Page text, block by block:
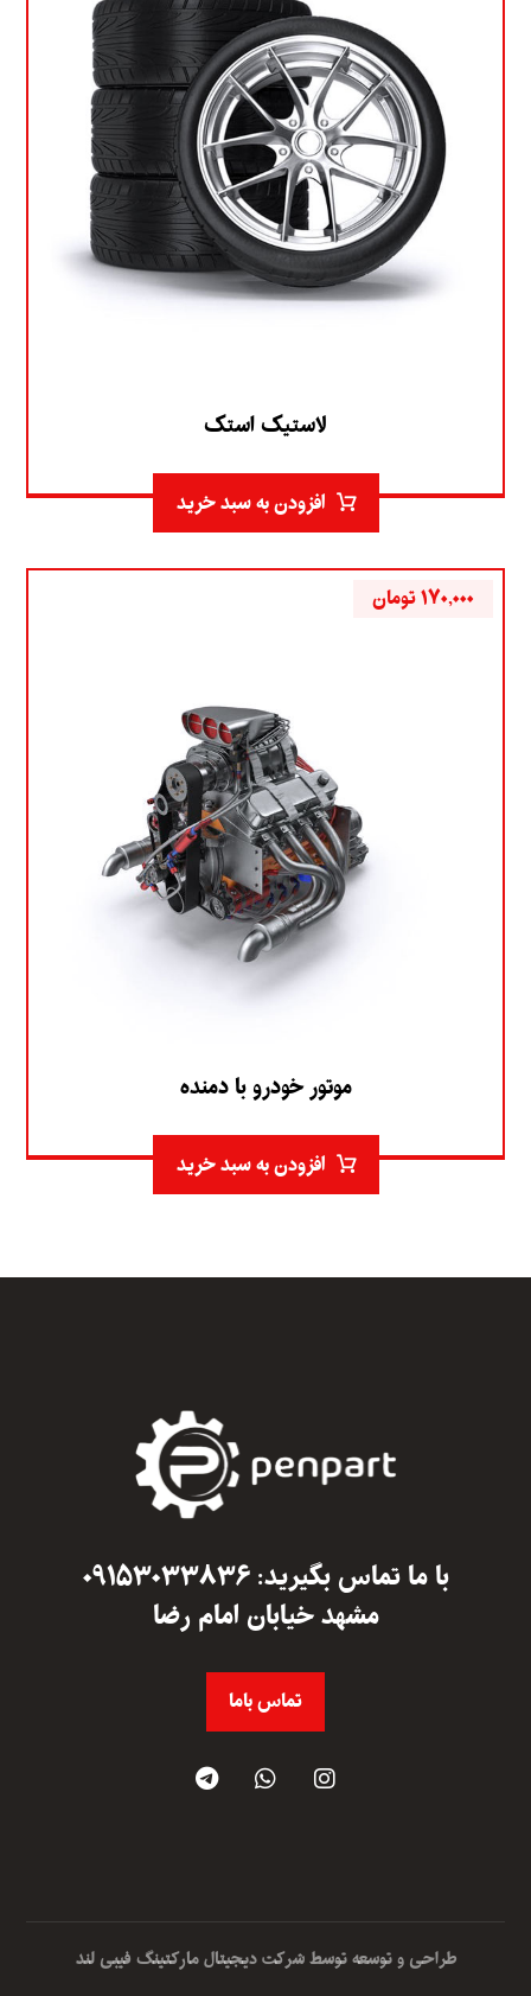
لاستیک استک
افزودن به سبد خرید
موتور خودرو با دمنده
۱۷۰,۰۰۰تومان
افزودن به سبد خرید
با ما تماس بگیرید: ۰۹۱۵۳۰۳۳۸۳۶
مشهد خیابان امام رضا
تماس باما
طراحی و توسعه توسط شرکت دیجیتال مارکتینگ فیبی لند